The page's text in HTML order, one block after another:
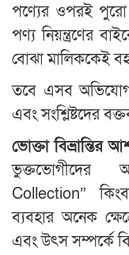
পণ্যের ওপরই পুরো
পণ্য নিয়ন্ত্রণের
বোঝা মালিককেই
তবে এসব অভিযোগ
এবং সংশ্লিষ্টদের
ভোক্তা বিভ্রান্তির
ভুক্তভোগীদের
Collection”
ব্যবহার অনেক
এবং উৎস সম্পর্কে